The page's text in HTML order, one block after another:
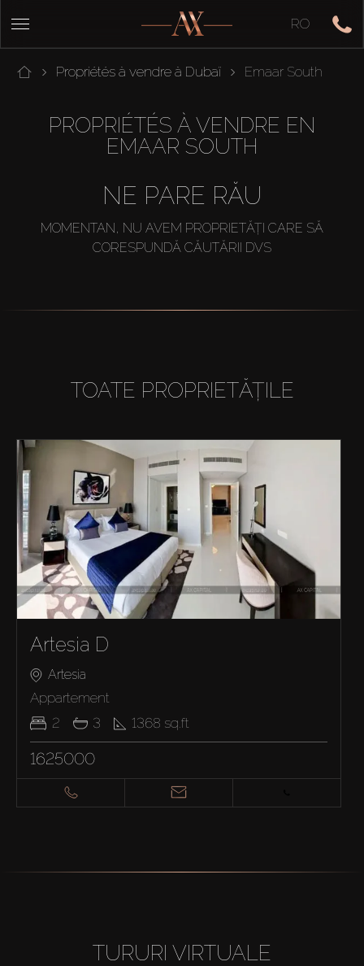
RO
Propriétés à vendre à Dubaï Emaar South
PROPRIÉTÉS À VENDRE EN
EMAAR SOUTH
NE PARE RĂU
MOMENTAN, NU AVEM PROPRIETĂȚI CARE SĂ
CORESPUNDĂ CĂUTĂRII DVS
TOATE PROPRIETĂȚILE
Artesia D
Artesia
Appartement
2
3 1368 sq.ft
1625000
TURURI VIRTUALE